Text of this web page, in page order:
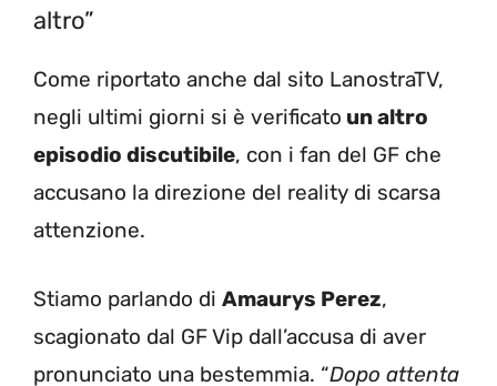
altro”
Come riportato anche dal sito LanostraTV,
negli ultimi giorni si è verificato un altro
episodio discutibile, con i fan del GF che
accusano la direzione del reality di scarsa
attenzione.
Stiamo parlando di Amaurys Perez,
scagionato dal GF Vip dall’accusa di aver
pronunciato una bestemmia. “Dopo attenta